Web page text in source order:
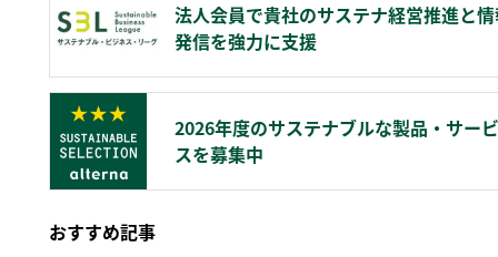
法人会員で貴社のサステナ経営推進と
発信を強力に支援
2026年度のサステナブルな製品・サービ
スを募集中
おすすめ記事